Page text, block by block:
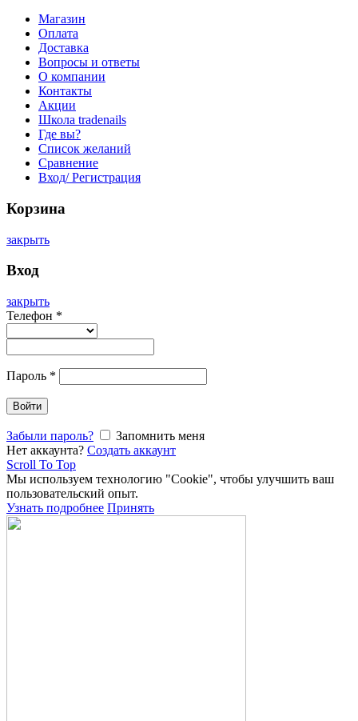
Магазин
Оплата
Доставка
Вопросы и ответы
О компании
Контакты
Акции
Школа tradenails
Где вы?
Список желаний
Сравнение
Вход/ Регистрация
Корзина
закрыть
Вход
закрыть
Телефон *
Пароль *
Войти
Забыли пароль?
Запомнить меня
Нет аккаунта? Создать аккаунт
Scroll To Top
Мы используем технологию "Cookie", чтобы улучшить ваш
пользовательский опыт.
Узнать подробнее Принять